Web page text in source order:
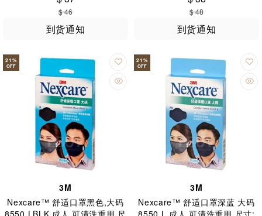
$ 46
到货通知
$ 48
到货通知
21%
OFF
3M
Nexcare™ 舒适口罩黑色,大码
8550 LBLK 成人 可清洗重用 尺
21%
OFF
3M
Nexcare™ 舒适口罩深蓝 大码
8550 L 成人 可清洗重用 尺寸: